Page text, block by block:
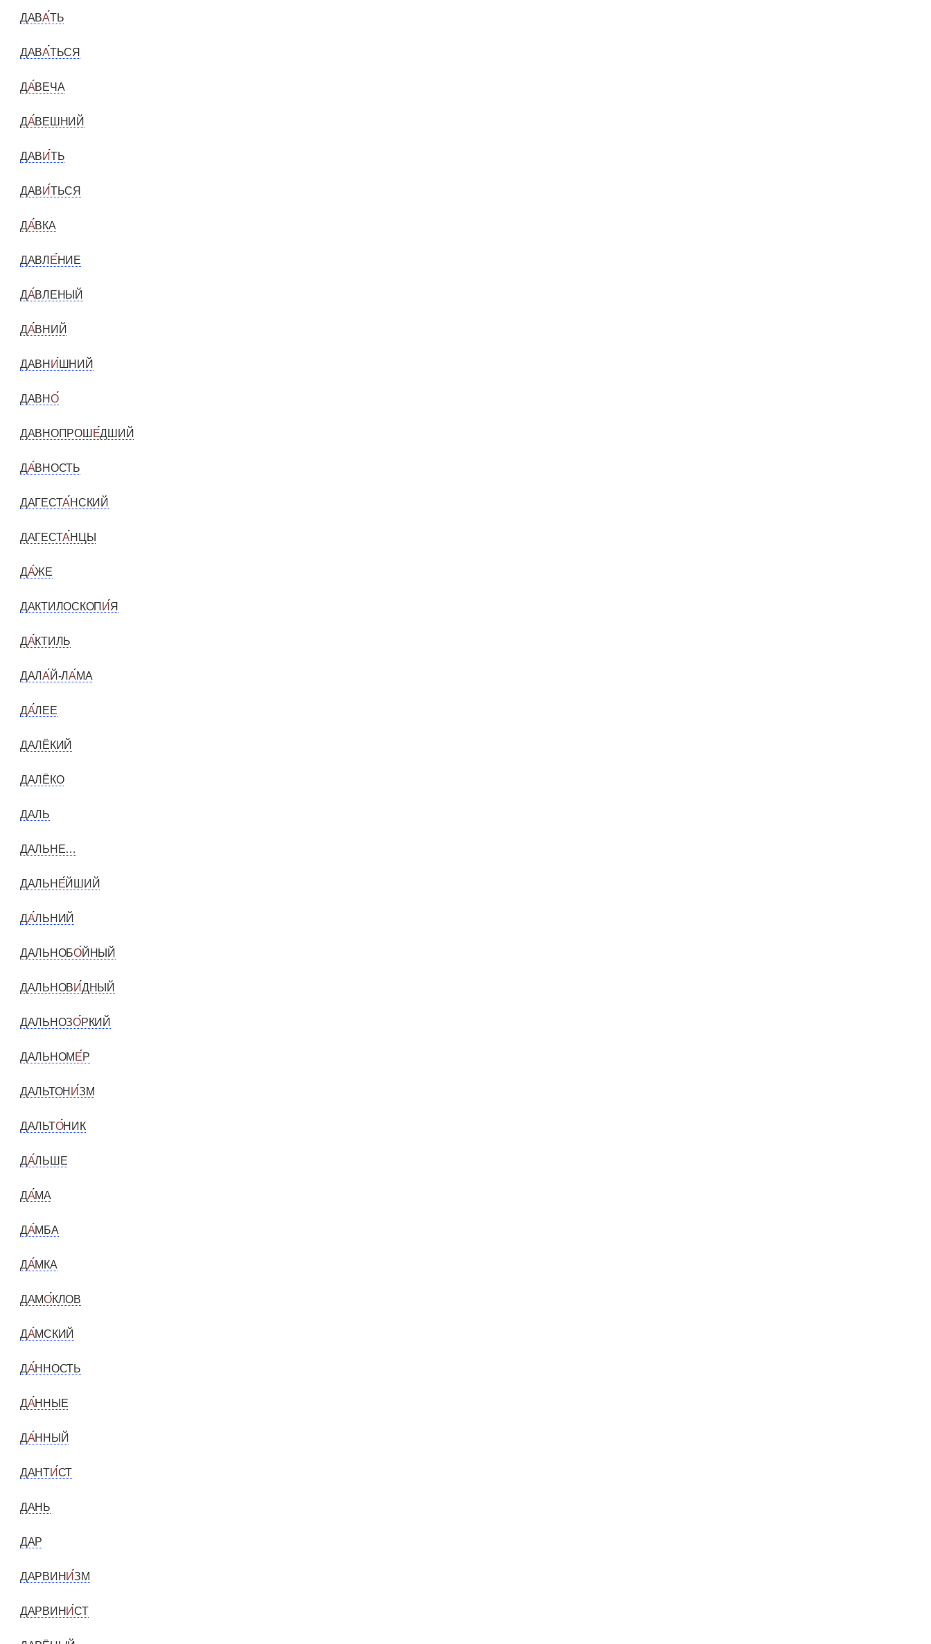
ДАВАТЬ
ДАВАТЬСЯ
ДАВЕЧА
ДАВЕШНИЙ
ДАВИТЬ
ДАВИТЬСЯ
ДАВКА
ДАВЛ ЕНИЕ
ДАВЛЕНЫЙ
ДАВНИЙ
ДАВН И ШНИЙ
ДАВНО
ДАВНОПРОШ ЕДШИЙ
ДАВНОСТЬ
ДАГЕСТАНСКИЙ
ДАГЕСТАНЦЫ
ДАЖЕ
ДАКТИЛОСКОП И Я
ДАКТИЛЬ
ДАЛАЙ-ЛАМА
ДАЛЕЕ
ДАЛЁКИЙ
ДАЛЁКО
ДАЛЬ
ДАЛЬНЕ…
ДАЛЬН ЕЙШИЙ
ДАЛЬНИЙ
ДАЛЬНОБОЙНЫЙ
ДАЛЬНОВИДНЫЙ
ДАЛЬНОЗОРКИЙ
ДАЛЬНОМ ЕР
ДАЛЬТОН ИЗМ
ДАЛЬТОНИК
ДАЛЬШЕ
ДАМА
ДАМБА
ДАМКА
ДАМОКЛОВ
ДАМСКИЙ
ДАННОСТЬ
ДАННЫЕ
ДАННЫЙ
ДАНТИСТ
ДАНЬ
ДАР
ДАРВИН ИЗМ
ДАРВИН ИСТ